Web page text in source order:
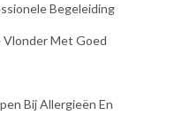
Begeleiding
Vlonder Met Goed
Bij Allergieën En